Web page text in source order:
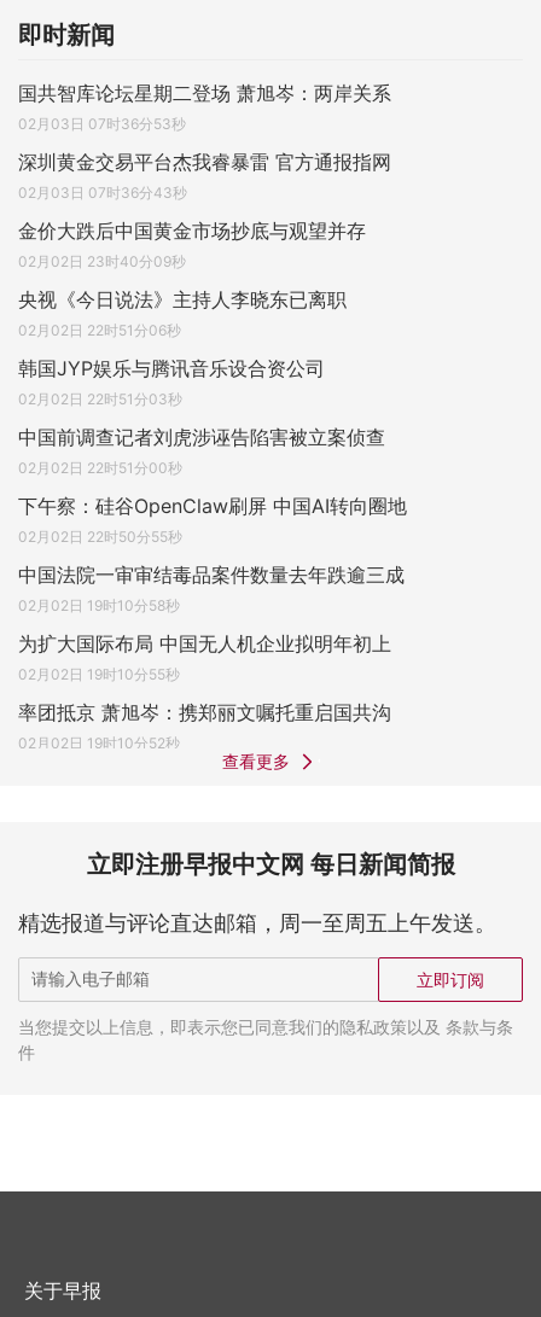
即时新闻
国共智库论坛星期二登场 萧旭岑：两岸关系
02月03日 07时36分53秒
深圳黄金交易平台杰我睿暴雷 官方通报指网
02月03日 07时36分43秒
金价大跌后中国黄金市场抄底与观望并存
02月02日 23时40分09秒
央视《今日说法》主持人李晓东已离职
02月02日 22时51分06秒
韩国JYP娱乐与腾讯音乐设合资公司
02月02日 22时51分03秒
中国前调查记者刘虎涉诬告陷害被立案侦查
02月02日 22时51分00秒
下午察：硅谷OpenClaw刷屏 中国AI转向圈地
02月02日 22时50分55秒
中国法院一审审结毒品案件数量去年跌逾三成
02月02日 19时10分58秒
为扩大国际布局 中国无人机企业拟明年初上
02月02日 19时10分55秒
率团抵京 萧旭岑：携郑丽文嘱托重启国共沟
02月02日 19时10分52秒
查看更多
立即注册早报中文网 每日新闻简报
精选报道与评论直达邮箱，周一至周五上午发送。
立即订阅
当您提交以上信息，即表示您已同意我们的隐私政策以及 条款与条
件
关于早报